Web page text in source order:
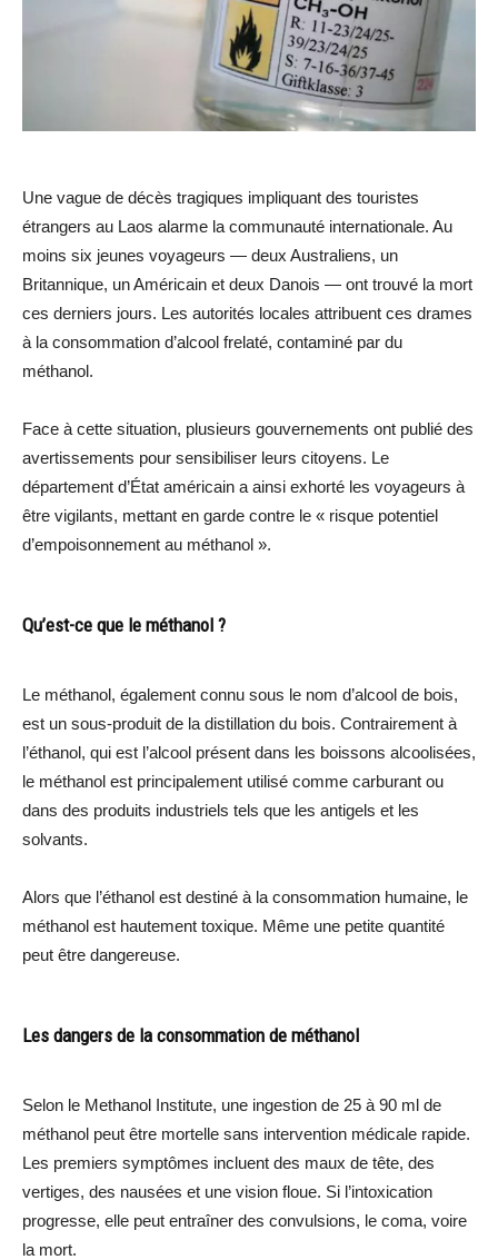
Une vague de décès tragiques impliquant des touristes
étrangers au Laos alarme la communauté internationale. Au
moins six jeunes voyageurs — deux Australiens, un
Britannique, un Américain et deux Danois — ont trouvé la mort
ces derniers jours. Les autorités locales attribuent ces drames
à la consommation d’alcool frelaté, contaminé par du
méthanol.
Face à cette situation, plusieurs gouvernements ont publié des
avertissements pour sensibiliser leurs citoyens. Le
département d’État américain a ainsi exhorté les voyageurs à
être vigilants, mettant en garde contre le « risque potentiel
d’empoisonnement au méthanol ».
Qu’est-ce que le méthanol ?
Le méthanol, également connu sous le nom d’alcool de bois,
est un sous-produit de la distillation du bois. Contrairement à
l’éthanol, qui est l’alcool présent dans les boissons alcoolisées,
le méthanol est principalement utilisé comme carburant ou
dans des produits industriels tels que les antigels et les
solvants.
Alors que l’éthanol est destiné à la consommation humaine, le
méthanol est hautement toxique. Même une petite quantité
peut être dangereuse.
Les dangers de la consommation de méthanol
Selon le Methanol Institute, une ingestion de 25 à 90 ml de
méthanol peut être mortelle sans intervention médicale rapide.
Les premiers symptômes incluent des maux de tête, des
vertiges, des nausées et une vision floue. Si l’intoxication
progresse, elle peut entraîner des convulsions, le coma, voire
la mort.